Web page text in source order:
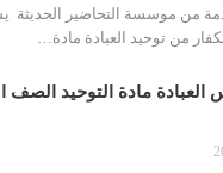
الاول 1443 هـ مقدمة من موسسة التحاضير
من توحيد العبادة مادة…
مادة التوحيد الصف